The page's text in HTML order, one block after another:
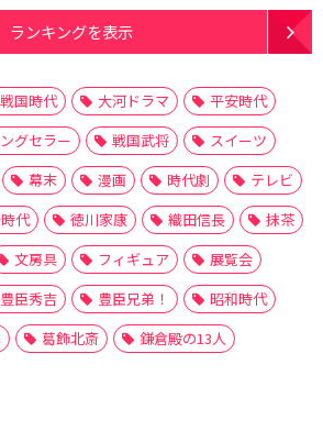
ランキングを表示
戦国時代 大河ドラマ
平安時代
グセラー 戦国武将
スイーツ
幕末 漫画 時代劇
テレビ
代 徳川家康 織田信長
抹茶
文房具 フィギュア
展覧会
豊臣秀吉 豊臣兄弟！
昭和時代
葛飾北斎 鎌倉殿の13人